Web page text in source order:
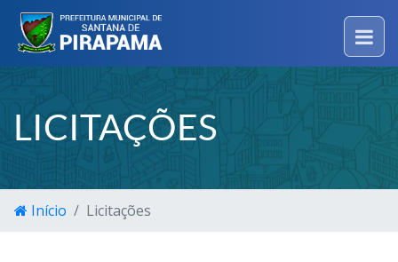
LICITAÇÕES
Início Licitações